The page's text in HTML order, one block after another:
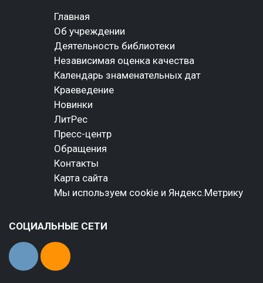
Главная
Об учреждении
Деятельность библиотеки
Независимая оценка качества
Календарь знаменательных дат
Краеведение
Новинки
ЛитРес
Пресс-центр
Обращения
Контакты
Карта сайта
Мы используем cookie и Яндекс.Метрику
СОЦИАЛЬНЫЕ СЕТИ